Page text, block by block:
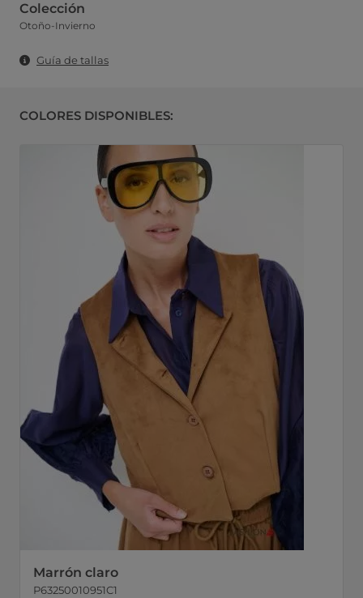
Colección
Otoño-Invierno
Guía de tallas
COLORES DISPONIBLES:
Marrón claro
P63250010951C1